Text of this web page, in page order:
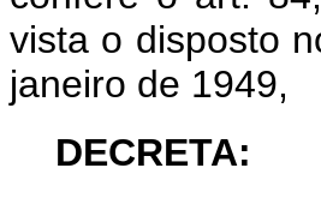
vista o disposto
janeiro de 1949,
DECRETA: